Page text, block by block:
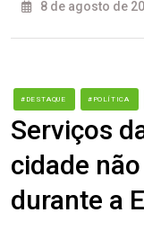
8 de agosto de
#DESTAQUE #POLÍTICA
Serviços
cidade
durante a